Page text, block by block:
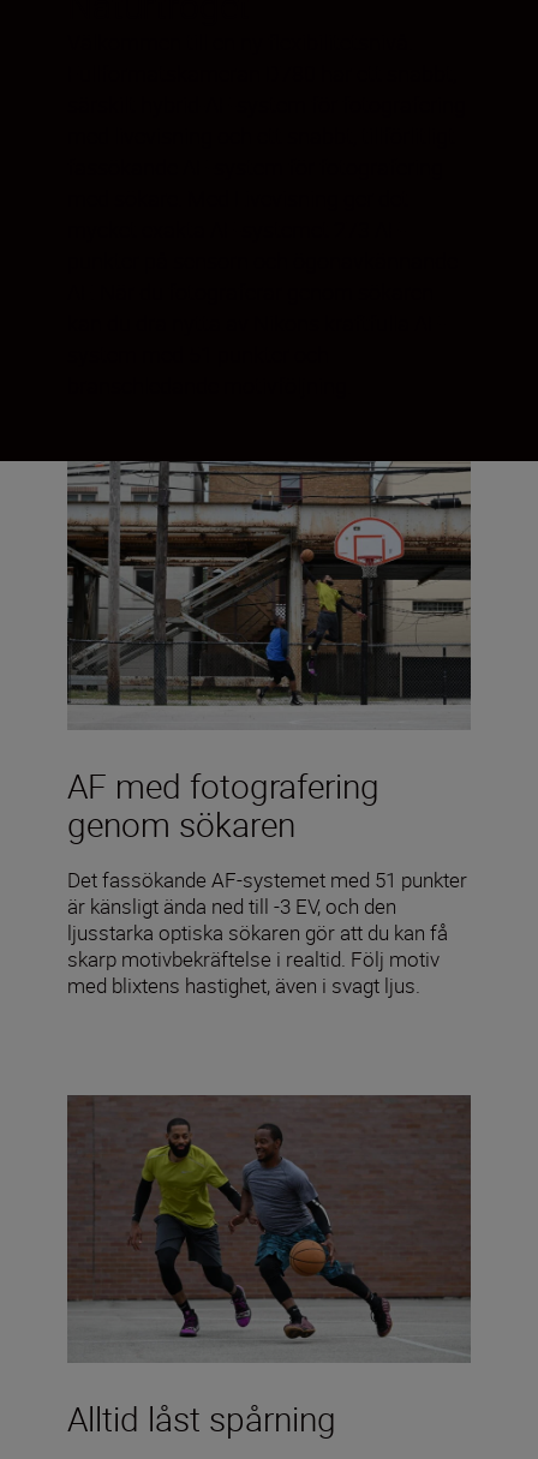
AF med fotografering
genom sökaren
Det fassökande AF-systemet med 51 punkter
är känsligt ända ned till -3 EV, och den
ljusstarka optiska sökaren gör att du kan få
skarp motivbekräftelse i realtid. Följ motiv
med blixtens hastighet, även i svagt ljus.
Alltid låst spårning